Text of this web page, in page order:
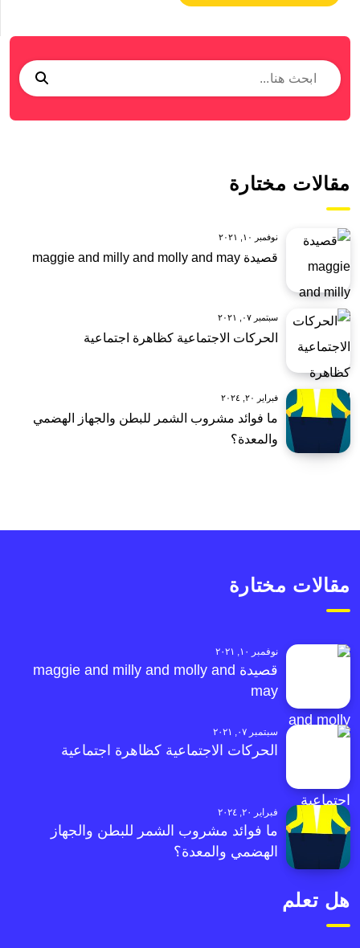
مقالات مختارة
نوفمبر ١٠, ٢٠٢١
قصيدة maggie and milly and molly and may
سبتمبر ٠٧, ٢٠٢١
الحركات الاجتماعية كظاهرة اجتماعية
فبراير ٢٠, ٢٠٢٤
ما فوائد مشروب الشمر للبطن والجهاز الهضمي
والمعدة؟
مقالات مختارة
نوفمبر ١٠, ٢٠٢١
قصيدة maggie and milly and molly and
may
سبتمبر ٠٧, ٢٠٢١
الحركات الاجتماعية كظاهرة اجتماعية
فبراير ٢٠, ٢٠٢٤
ما فوائد مشروب الشمر للبطن والجهاز
الهضمي والمعدة؟
هل تعلم